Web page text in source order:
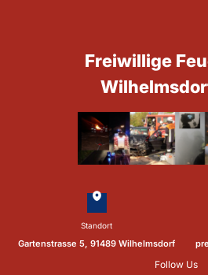
Standort
Gartenstrasse 5, 91489 Wilhelmsdorf
Freiwillige
Follow Us